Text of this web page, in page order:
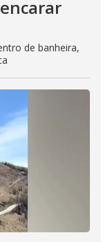
de banheira,